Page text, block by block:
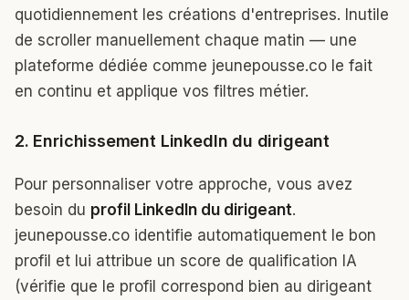
quotidiennement les créations d'entreprises. Inutile
de scroller manuellement chaque matin — une
plateforme dédiée comme jeunepousse.co le fait
en continu et applique vos filtres métier.
2. Enrichissement LinkedIn du dirigeant
Pour personnaliser votre approche, vous avez
besoin du profil LinkedIn du dirigeant.
jeunepousse.co identifie automatiquement le bon
profil et lui attribue un score de qualification IA
(vérifie que le profil correspond bien au dirigeant